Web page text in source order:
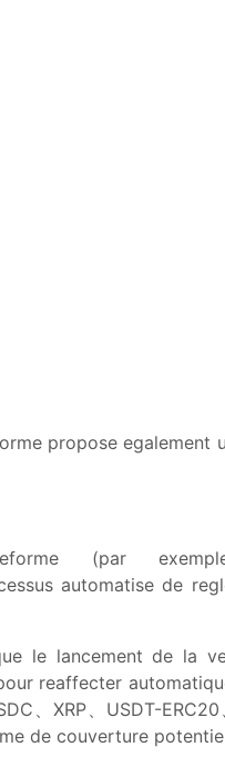
propose egalement
(par
automatise de
le lancement de la
reaffecter
、XRP、USDT-ERC20
de couverture